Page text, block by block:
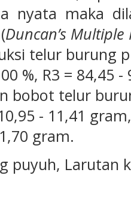
nyata maka
Duncan’s Multiple
telur burung
%, R3 = 84,45
bobot telur
- 11,41
gram.
puyuh, Larutan